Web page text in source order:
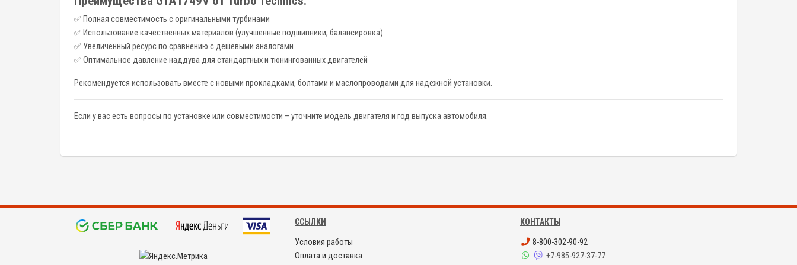
✅ Полная совместимость с оригинальными турбинами
✅ Использование качественных материалов (улучшенные подшипники, балансировка)
✅ Увеличенный ресурс по сравнению с дешевыми аналогами
✅ Оптимальное давление наддува для стандартных и тюнингованных двигателей
Рекомендуется использовать вместе с новыми прокладками, болтами и маслопроводами для надежной установки.
Если у вас есть вопросы по установке или совместимости – уточните модель двигателя и год выпуска автомобиля.
ССЫЛКИ
Условия работы
Оплата и доставка
КОНТАКТЫ
8-800-302-90-92
+7-985-927-37-77